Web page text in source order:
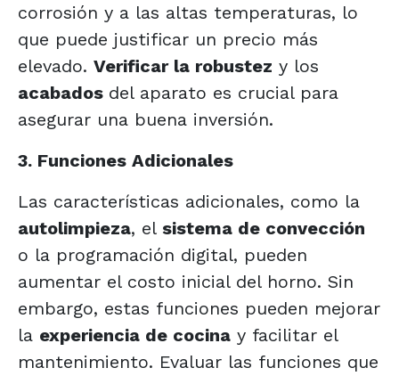
corrosión y a las altas temperaturas, lo
que puede justificar un precio más
elevado. Verificar la robustez y los
acabados del aparato es crucial para
asegurar una buena inversión.
3. Funciones Adicionales
Las características adicionales, como la
autolimpieza, el sistema de convección
o la programación digital, pueden
aumentar el costo inicial del horno. Sin
embargo, estas funciones pueden mejorar
la experiencia de cocina y facilitar el
mantenimiento. Evaluar las funciones que